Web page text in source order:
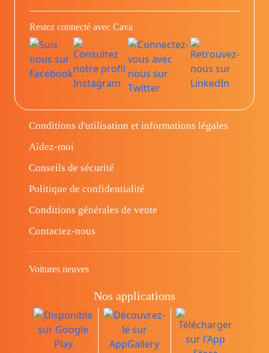
Restez connecté avec Cava
Conditions d'utilisation et informations légales
Aidez-moi
Conseils de sécurité
Politique de confidentialité
Conditions générales de vente
Contactez-nous
Voitures neuves
Nos applications